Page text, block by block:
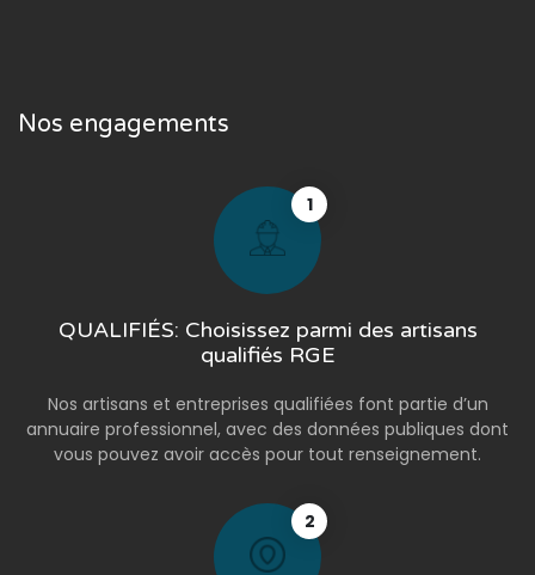
Nos engagements
1
QUALIFIÉS: Choisissez parmi des artisans
qualifiés RGE
Nos artisans et entreprises qualifiées font partie d’un
annuaire professionnel, avec des données publiques dont
vous pouvez avoir accès pour tout renseignement.
2